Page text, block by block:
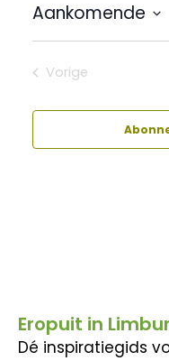
Aankomende
datum.
Vorige
Eropuit in
Dé inspiratiegids